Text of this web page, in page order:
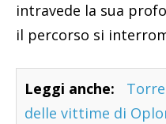
intravede la sua
il percorso si
Leggi anche:
delle vittime di